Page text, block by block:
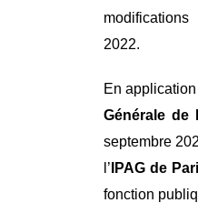
modifications
2022.
En
Générale de
septembre
l’ IPAG de
fonction